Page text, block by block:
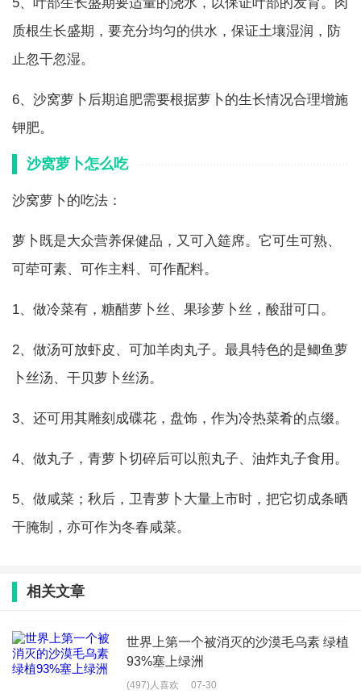
质根生长盛期，要充分均匀的供水，保证土壤湿润，防
止忽干忽湿。
6、沙窝萝卜后期追肥需要根据萝卜的生长情况合理增施
钾肥。
沙窝萝卜怎么吃
沙窝萝卜的吃法：
萝卜既是大众营养保健品，又可入筵席。它可生可熟、
可荦可素、可作主料、可作配料。
1、做冷菜有，糖醋萝卜丝、果珍萝卜丝，酸甜可口。
2、做汤可放虾皮、可加羊肉丸子。最具特色的是鲫鱼萝
卜丝汤、干贝萝卜丝汤。
3、还可用其雕刻成碟花，盘饰，作为冷热菜肴的点缀。
4、做丸子，青萝卜切碎后可以煎丸子、油炸丸子食用。
5、做咸菜；秋后，卫青萝卜大量上市时，把它切成条晒
干腌制，亦可作为冬春咸菜。
相关文章
世界上第一个被消灭的沙漠毛乌素 绿植
93%塞上绿洲
(497)人喜欢 07-30